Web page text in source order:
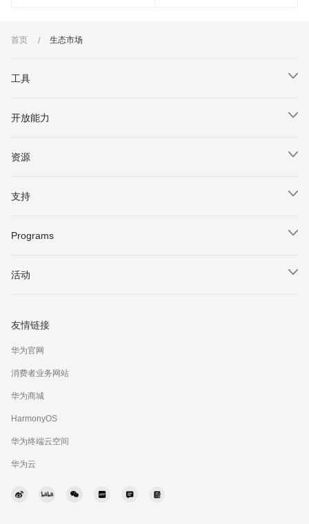
首页 生态市场
工具
ArkCompiler
DevEco Device Tool
仓颉
开放能力
Core Speech Kit
Intents Kit
Live View Kit
Payment Kit
Push Kit
Scan Kit
资源
最佳实践
支持
智能客服
在线提单
快速入门
联系我们
协议与准则
举报中心
Programs
活动
HUAWEI Developer Day
HarmonyOS Tech Talk
2026 HarmonyOS 创新赛·极客赛道
华为开发者大会（HDC）
友情链接
华为官网
消费者业务网站
华为商城
HarmonyOS
华为终端云空间
华为云